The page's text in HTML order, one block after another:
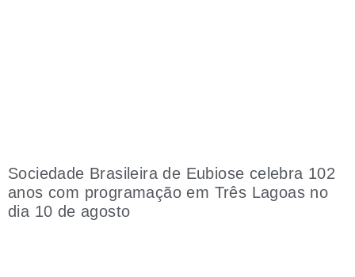
Sociedade Brasileira de Eubiose celebra 102
anos com programação em Três Lagoas no
dia 10 de agosto